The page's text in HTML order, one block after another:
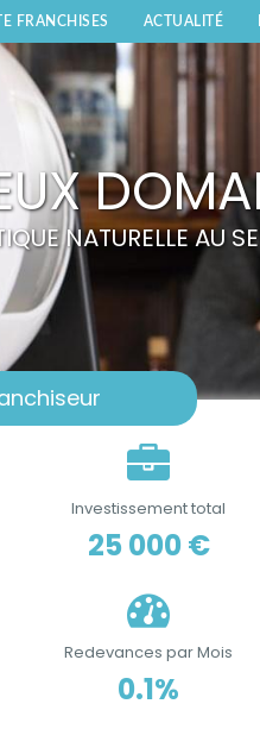
FRANCHISES ACTUALITÉ
NATURELLE AU
Investissement total
25 000 €
Redevances par Mois
0.1%